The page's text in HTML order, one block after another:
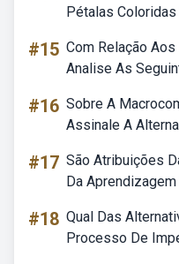
Pétalas
#15 Com Relação
Analise As
#16 Sobre A
Assinale A
#17 São Atribuições
Da
#18 Qual Das
Processo De